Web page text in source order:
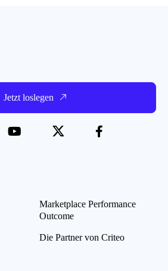
Jetzt loslegen
Marketplace Performance
Outcome
Die Partner von Criteo